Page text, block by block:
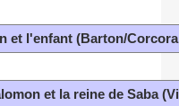
et l'enfant (Barton/
et la reine de Saba